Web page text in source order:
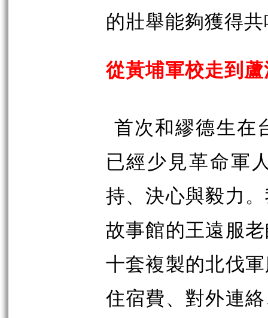
的壯舉能夠獲得
從黃埔軍校走到
首次和繆德生在
已經少見革命軍
持、決心與毅力
故事館的王遠服
十套複製的北伐
住宿費、對外連